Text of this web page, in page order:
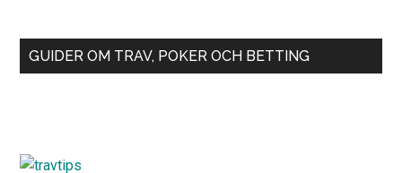
GUIDER OM TRAV, POKER OCH BETTING